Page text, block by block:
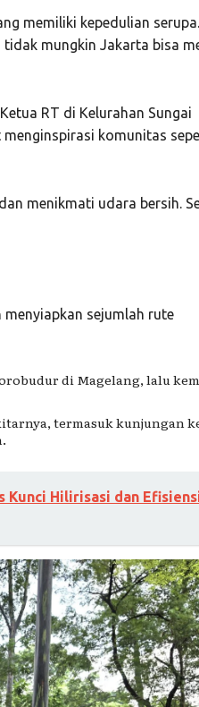
memiliki kepedulian serupa.
tidak mungkin Jakarta bisa
RT di Kelurahan Sungai
komunitas
menikmati udara bersih.
menyiapkan sejumlah rute
di Magelang, lalu
termasuk kunjungan
Kunci Hilirisasi dan